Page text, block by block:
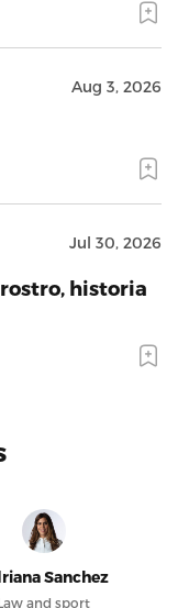
Aug 3, 2026
Jul 30, 2026
historia
Sanchez
and sport